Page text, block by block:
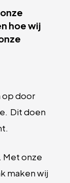
hoe wij
op door
Dit doen
Met onze
maken wij